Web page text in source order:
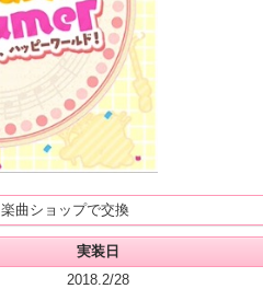
楽曲ショップで交換
実装日
2018.2/28